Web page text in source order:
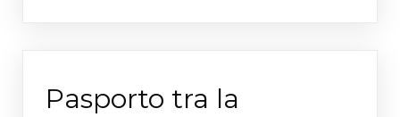
Pasporto tra la